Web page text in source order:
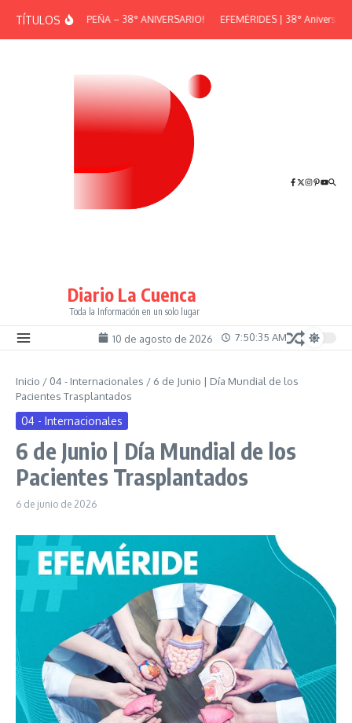
TÍTULOS¡GRAN PEÑA – 38° ANIVERSARIO! EFEMÉRIDES | 38°
Diario La Cuenca
Toda la Información en un solo lugar
10 de agosto de 2026 7:50:36 AM
Inicio / 04 - Internacionales / 6 de Junio | Día Mundial de los
Pacientes Trasplantados
04 - Internacionales
6 de Junio | Día Mundial de los
Pacientes Trasplantados
6 de junio de 2026